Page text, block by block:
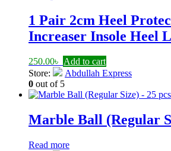
1 Pair 2cm Heel
Increaser Insole Heel
250.00৳ Add to cart
Store:
Abdullah Express
0 out of 5
Marble Ball (Regular
Read more